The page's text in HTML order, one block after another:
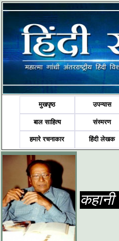
मुखपृष्ठ उपन्यास
बाल साहित्य संस्मरण
हमारे रचनाकार हिंदी लेखक
कहानी